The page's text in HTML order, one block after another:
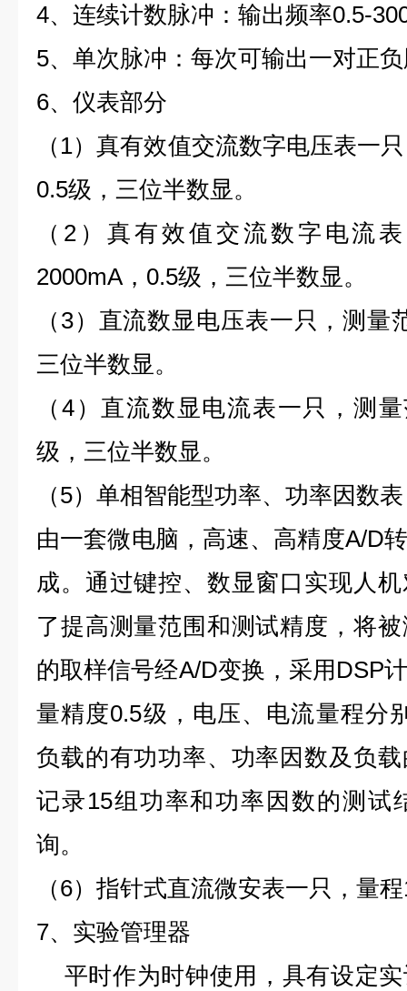
4、连续计数脉冲：输出频率0.5-
5、单次脉冲：每次可输出一对正
6、仪表部分
（1）真有效值交流数字电压表一
0.5级，三位半数显。
（2）真有效值交流数字电流
2000mA，0.5级，三位半数显。
（3）直流数显电压表一只，测量
三位半数显。
（4）直流数显电流表一只，测
级，三位半数显。
（5）单相智能型功率、功率因数表
由一套微电脑，高速、高精度A/D
成。通过键控、数显窗口实现人
了提高测量范围和测试精度，将
的取样信号经A/D变换，采用DSP
量精度0.5级，电压、电流量程分
负载的有功功率、功率因数及负
记录15组功率和功率因数的测试
询。
（6）指针式直流微安表一只，量
7、实验管理器
平时作为时钟使用，具有设定